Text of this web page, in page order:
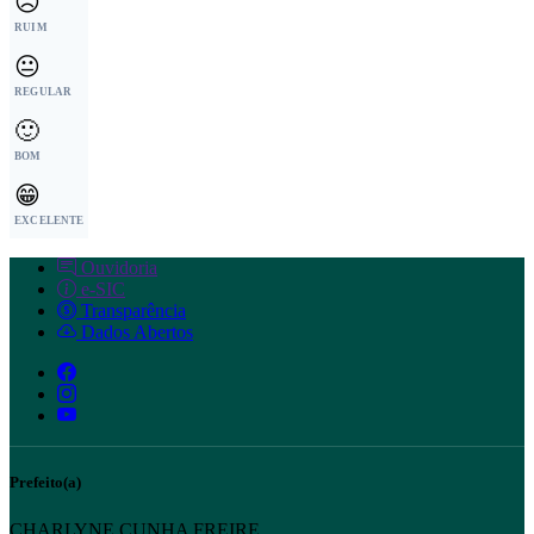
RUIM
😐
REGULAR
🙂
BOM
😁
EXCELENTE
Ouvidoria
e-SIC
Transparência
Dados Abertos
Prefeito(a)
CHARLYNE CUNHA FREIRE